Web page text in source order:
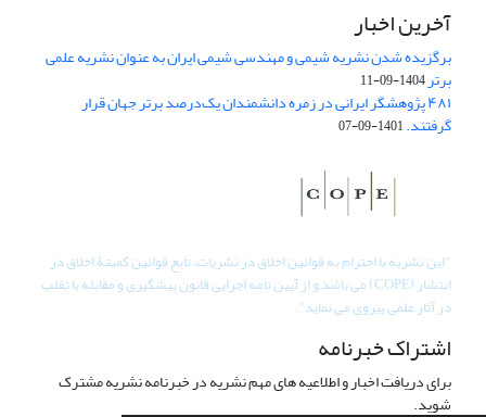
آخرین اخبار
برگزیده شدن نشریه شیمی و مهندسی شیمی ایران به عنوان نشریه علمی
برتر1404-09-11
۴۸۱ پژوهشگر ایرانی در زمره دانشمندان یک‌درصد برتر جهان قرار
گرفتند.1401-09-07
"این نشریه با احترام به قوانین اخلاق در نشریات، تابع قوانین کمیتۀ اخلاق در
انتشار (COPE) می باشد و از آیین نامه اجرایی قانون پیشگیری و مقابله با تقلب
در آثار علمی پیروی می نماید".
اشتراک خبرنامه
برای دریافت اخبار و اطلاعیه های مهم نشریه در خبرنامه نشریه مشترک
شوید.